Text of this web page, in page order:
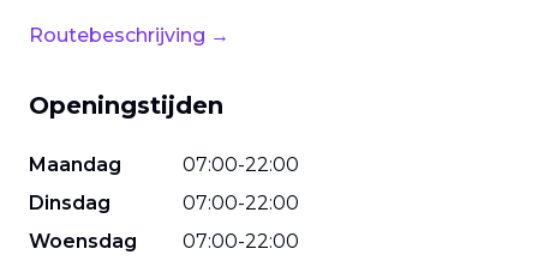
Routebeschrijving →
Openingstijden
Maandag 07:00-22:00
Dinsdag
07:00-22:00
Woensdag
07:00-22:00